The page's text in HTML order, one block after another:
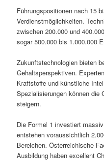
Führungspositionen nach 15
Verdienstmöglichkeiten.
zwischen 200.000 und
sogar 500.000 bis 1.000.000
Zukunftstechnologien bieten
Gehaltsperspektiven.
Kraftstoffe und künstliche
Spezialisierungen können die
steigern.
Die Formel 1 investiert
entstehen voraussichtlich
Bereichen. Österreichische
Ausbildung haben excellent